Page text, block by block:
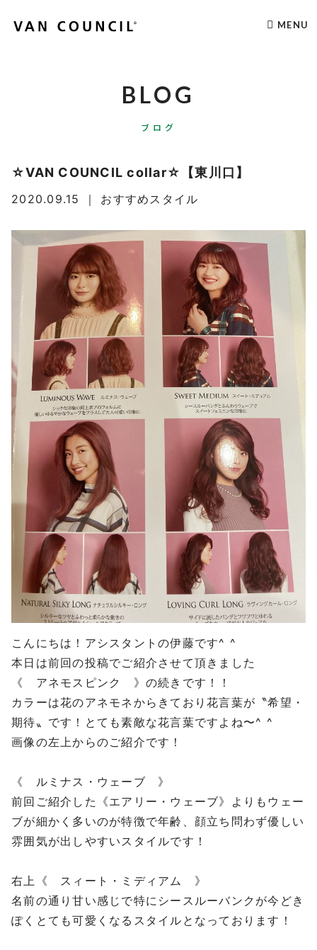
MENU
BLOG
ブログ
☆VAN COUNCIL collar☆【東川口】
2020.09.15 ｜ おすすめスタイル
こんにちは！アシスタントの伊藤です^ ^
本日は前回の投稿でご紹介させて頂きました
《 アネモスピンク 》の続きです！！
カラーは花のアネモネからきており花言葉が〝希望・
期待〟です！とても素敵な花言葉ですよね〜^ ^
画像の左上からのご紹介です！
《 ルミナス・ウェーブ 》
前回ご紹介した《エアリー・ウェーブ》よりもウェー
ブが細かく多いのが特徴で年齢、顔立ち問わず優しい
雰囲気が出しやすいスタイルです！
右上《 スィート・ミディアム 》
名前の通り甘い感じで特にシースルーバンクが今どき
ぽくとても可愛くなるスタイルとなっております！